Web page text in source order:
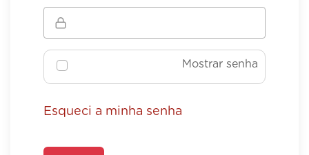
Mostrar senha
Esqueci a minha senha